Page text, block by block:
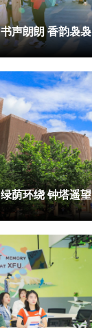
书声朗朗 香韵袅袅
绿荫环绕 钟塔遥望